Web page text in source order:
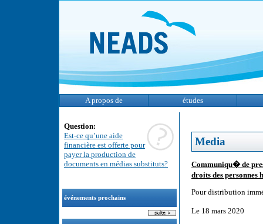
A propos de études
Question:
Est-ce qu’une aide
financière est offerte pour
payer la production de
documents en médias substituts?
événements prochains
Media
Communiqu� de
droits des personnes
Pour distribution
Le 18 mars 2020